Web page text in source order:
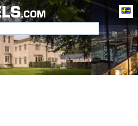
.COM